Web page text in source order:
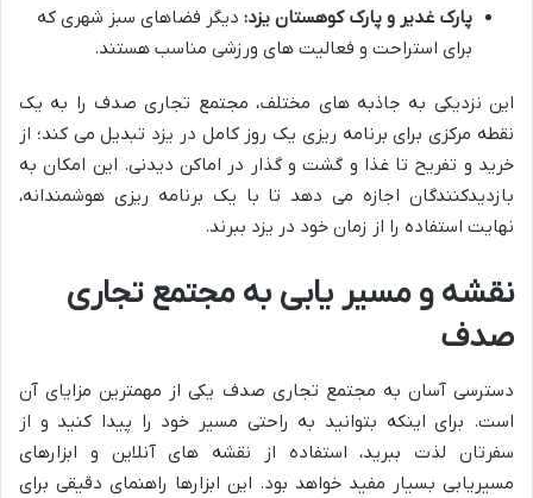
پارک غدیر و پارک کوهستان یزد: دیگر فضاهای سبز شهری که
برای استراحت و فعالیت های ورزشی مناسب هستند.
این نزدیکی به جاذبه های مختلف، مجتمع تجاری صدف را به یک
نقطه مرکزی برای برنامه ریزی یک روز کامل در یزد تبدیل می کند؛ از
خرید و تفریح تا غذا و گشت و گذار در اماکن دیدنی. این امکان به
بازدیدکنندگان اجازه می دهد تا با یک برنامه ریزی هوشمندانه،
نهایت استفاده را از زمان خود در یزد ببرند.
نقشه و مسیر یابی به مجتمع تجاری
صدف
دسترسی آسان به مجتمع تجاری صدف یکی از مهمترین مزایای آن
است. برای اینکه بتوانید به راحتی مسیر خود را پیدا کنید و از
سفرتان لذت ببرید، استفاده از نقشه های آنلاین و ابزارهای
مسیریابی بسیار مفید خواهد بود. این ابزارها راهنمای دقیقی برای